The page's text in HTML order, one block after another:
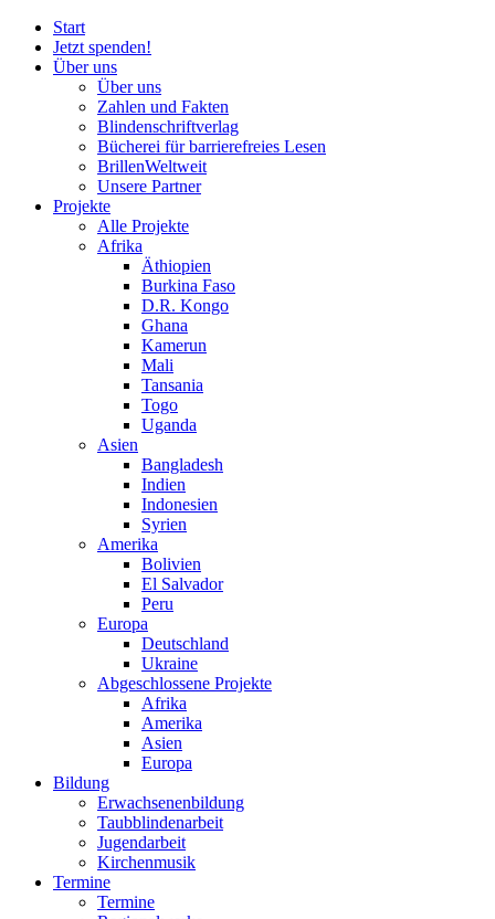
Start
Jetzt spenden!
Über uns
Über uns
Zahlen und Fakten
Blindenschriftverlag
Bücherei fürbarrierefreies Lesen
BrillenWeltweit
Unsere Partner
Projekte
Alle Projekte
Afrika
Äthiopien
Burkina Faso
D.R. Kongo
Ghana
Kamerun
Mali
Tansania
Togo
Uganda
Asien
Bangladesh
Indien
Indonesien
Syrien
Amerika
Bolivien
El Salvador
Peru
Europa
Deutschland
Ukraine
Abgeschlossene Projekte
Afrika
Amerika
Asien
Europa
Bildung
Erwachsenenbildung
Taubblindenarbeit
Jugendarbeit
Kirchenmusik
Termine
Termine